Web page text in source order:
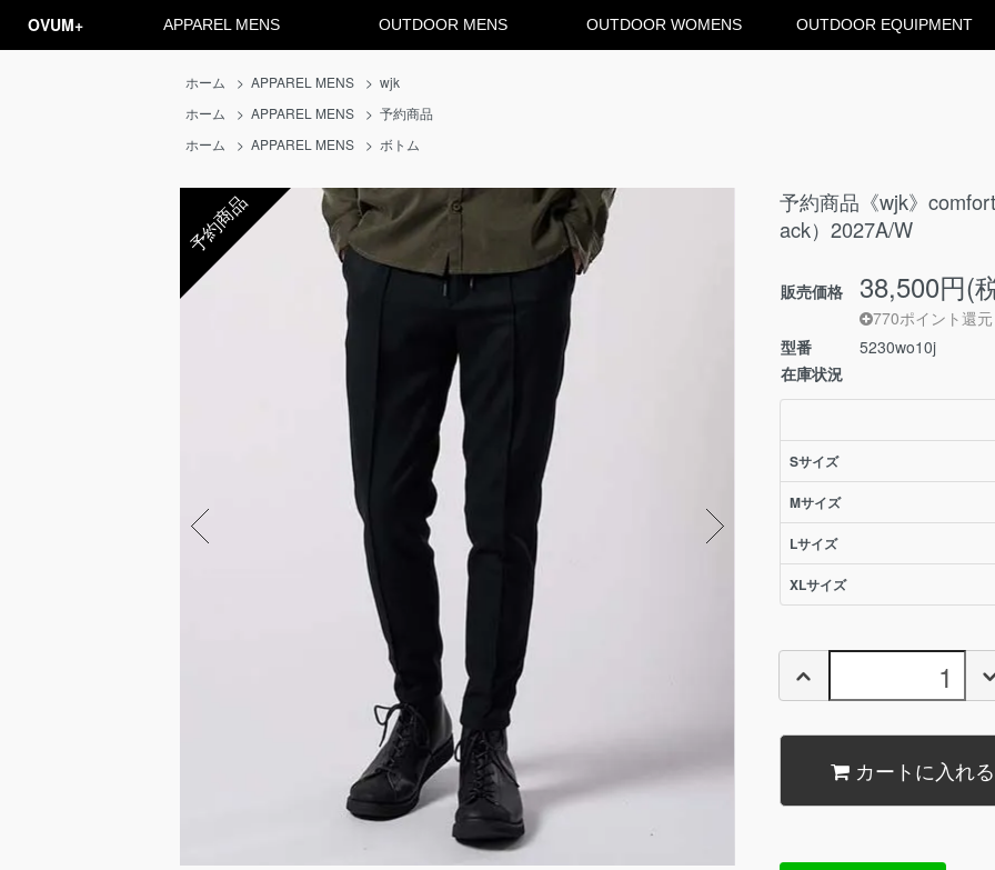
OVUM+ APPAREL MENS OUTDOOR MENS OUTDOOR WOMENS OUTDOOR EQUIPMENT
ホーム >APPAREL MENS >wjk
ホーム
>APPAREL MENS >予約商品
ホーム
>APPAREL MENS > ボトム
予約商品
予約商品《wjk》
ack）2027A/W
販売価格 38,500円(
770ポイント還元
型番
5230wo10j
在庫状況
Sサイズ
Mサイズ
Lサイズ
XLサイズ
カートに入れる